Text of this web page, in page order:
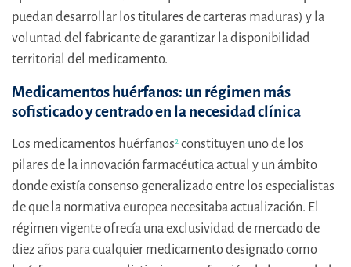
puedan desarrollar los titulares de carteras maduras) y la
voluntad del fabricante de garantizar la disponibilidad
territorial del medicamento.
Medicamentos huérfanos: un régimen más
sofisticado y centrado en la necesidad clínica
Los medicamentos huérfanos2 constituyen uno de los
pilares de la innovación farmacéutica actual y un ámbito
donde existía consenso generalizado entre los especialistas
de que la normativa europea necesitaba actualización. El
régimen vigente ofrecía una exclusividad de mercado de
diez años para cualquier medicamento designado como